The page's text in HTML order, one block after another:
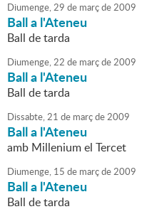
Diumenge,29 de marçde2009
Ball a l'Ateneu
Ball de tarda
Diumenge,22 de marçde2009
Ball a l'Ateneu
Ball de tarda
Dissabte,21 de marçde2009
Ball a l'Ateneu
amb Millenium el Tercet
Diumenge, 15 de marçde2009
Ball a l'Ateneu
Ball de tarda